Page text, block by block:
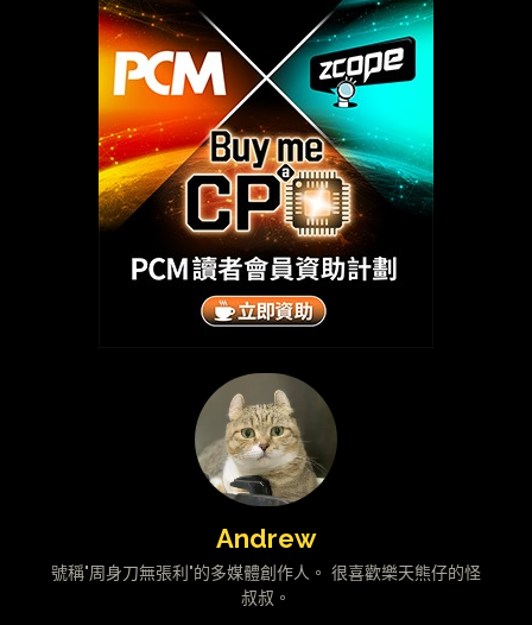
Andrew
號稱"周身刀無張利"的多媒體創作人。 很喜歡樂天熊仔的怪
叔叔。